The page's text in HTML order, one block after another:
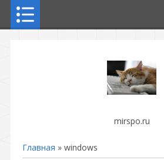
mirspo.ru
Главная » windows